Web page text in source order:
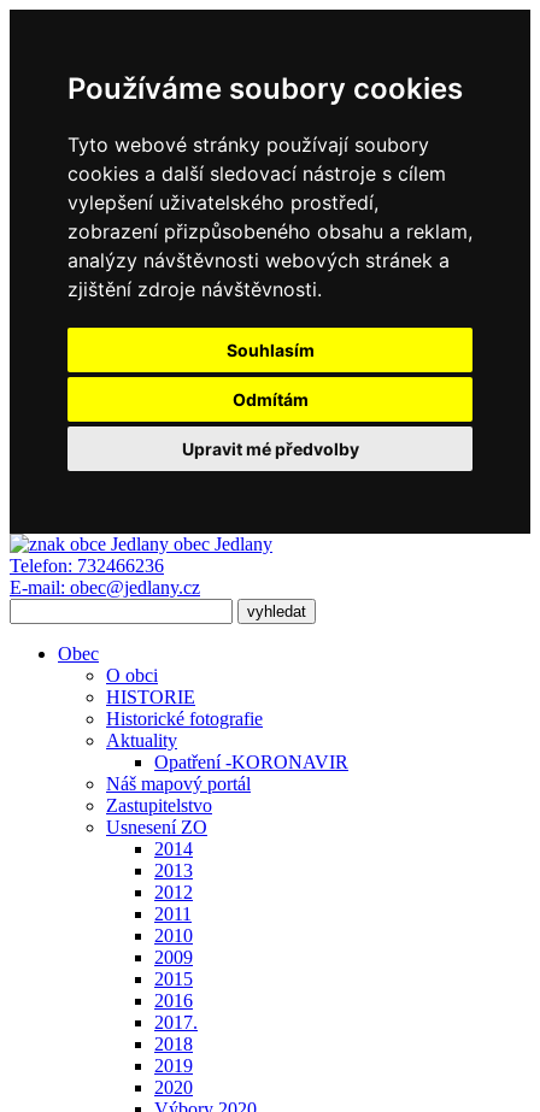
Používáme soubory cookies
Tyto webové stránky používají soubory
cookies a další sledovací nástroje s cílem
vylepšení uživatelského prostředí,
zobrazení přizpůsobeného obsahu a reklam,
analýzy návštěvnosti webových stránek a
zjištění zdroje návštěvnosti.
Souhlasím
Odmítám
Upravit mé předvolby
obec Jedlany
Telefon: 732466236
E-mail: obec@jedlany.cz
Obec
O obci
HISTORIE
Historické fotografie
Aktuality
Opatření -KORONAVIR
Náš mapový portál
Zastupitelstvo
Usnesení ZO
2014
2013
2012
2011
2010
2009
2015
2016
2017.
2018
2019
2020